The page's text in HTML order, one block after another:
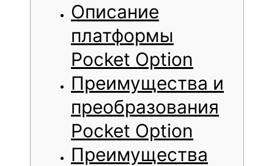
Описание
платформы
Pocket Option
Преимущества и
преобразования
Pocket Option
Преимущества